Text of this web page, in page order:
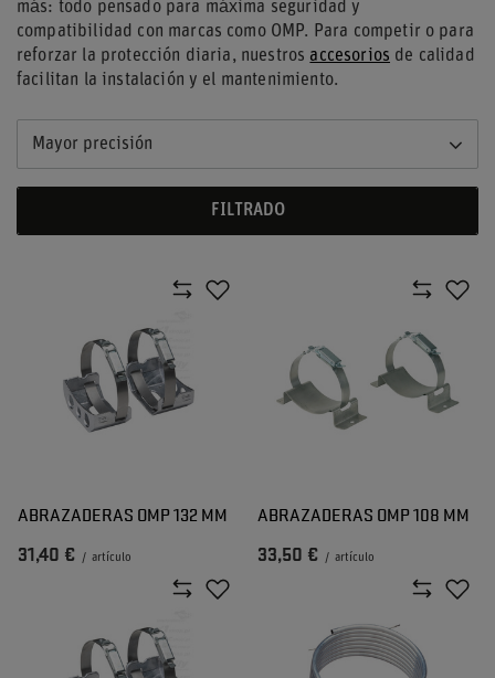
más: todo pensado para máxima seguridad y
compatibilidad con marcas como OMP. Para competir o para
reforzar la protección diaria, nuestros accesorios de calidad
facilitan la instalación y el mantenimiento.
Mayor precisión
FILTRADO
ABRAZADERAS OMP 132 MM
31,40 € / artículo
ABRAZADERAS OMP 108 MM
33,50 € / artículo